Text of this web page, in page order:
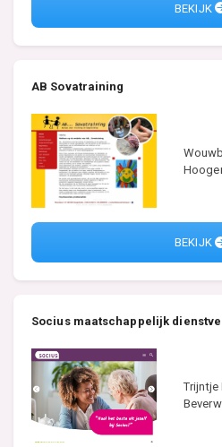
BEKIJK
AB Sovatraining
BEKIJK
Socius maatschappelijk
Trijntje